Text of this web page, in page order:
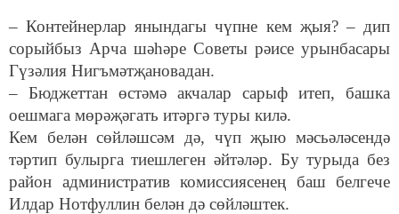
– Контейнерлар янындагы чүпне кем җыя? – дип
сорыйбыз Арча шәһәре Советы рәисе урынбасары
Гүзәлия Нигъмәтҗановадан.
– Бюджеттан өстәмә акчалар сарыф итеп, башка
оешмага мөрәҗәгать итәргә туры килә.
Кем белән сөйләшсәм дә, чүп җыю мәсьәләсендә
тәртип булырга тиешлеген әйтәләр. Бу турыда без
район административ комиссиясенең баш белгече
Илдар Нотфуллин белән дә сөйләштек.